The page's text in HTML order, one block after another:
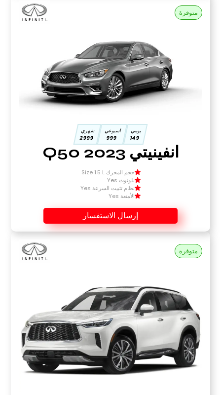
متوفرة
يومي
149
اسبوعي
999
شهري
2999
انفينيتي Q50 2023
حجم المحرك Size 1.5 L
بلوتوث Yes
نظام تثبيت السرعة Yes
الأمتعة Yes
إرسال الاستفسار
متوفرة